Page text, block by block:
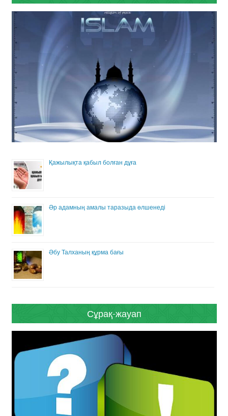
Қажылықта қабыл болған дұға
Әр адамның амалы таразыда өлшенеді
Әбу Талханың құрма бағы
Сұрақ-жауап